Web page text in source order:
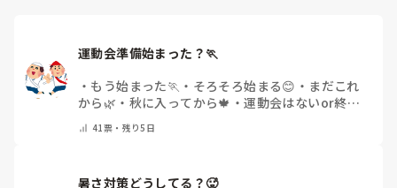
運動会準備始まった？🏃
・ もう始まった🏃 ・ そろそろ始まる😊 ・ まだこれ
から🌿 ・ 秋に入ってから🍁 ・運動会はないor終わ
41 票・ 残り5日
暑さ対策どうしてる？🥵